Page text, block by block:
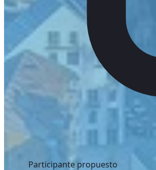
Participante propuesto